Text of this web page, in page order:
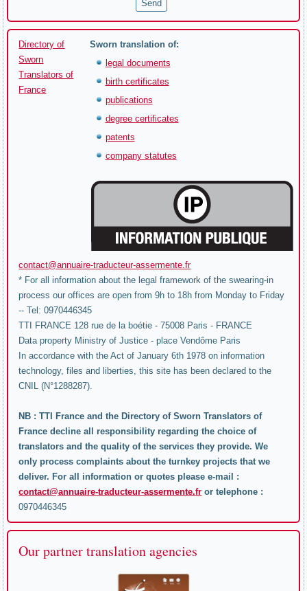
Sworn translation of:
legal documents
birth certificates
publications
degree certificates
patents
company statutes
Directory of
Sworn
Translators of
France
contact@annuaire-traducteur-assermente.fr
* For all information about the legal framework of the swearing-in
process our offices are open from 9h to 18h from Monday to Friday
-- Tel: 0970446345
TTI FRANCE 128 rue de la boétie - 75008 Paris - FRANCE
Data property Ministry of Justice - place Vendôme Paris
In accordance with the Act of January 6th 1978 on information
technology, files and liberties, this site has been declared to the
CNIL (N°1288287).
NB : TTI France and the Directory of Sworn Translators of
France decline all responsibility regarding the choice of
translators and the quality of the services they provide. We
only process complaints about the turnkey projects that we
deliver. For all information or quotes please e-mail :
contact@annuaire-traducteur-assermente.fr or telephone :
0970446345
Our partner translation agencies